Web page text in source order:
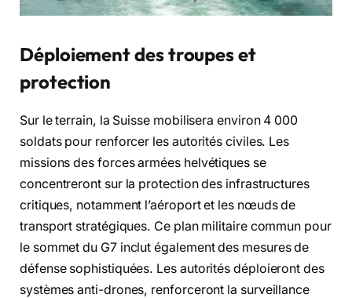
Déploiement des troupes et
protection
Sur le terrain, la Suisse mobilisera environ 4 000
soldats pour renforcer les autorités civiles. Les
missions des forces armées helvétiques se
concentreront sur la protection des infrastructures
critiques, notamment l’aéroport et les nœuds de
transport stratégiques. Ce plan militaire commun pour
le sommet du G7 inclut également des mesures de
défense sophistiquées. Les autorités déploieront des
systèmes anti-drones, renforceront la surveillance